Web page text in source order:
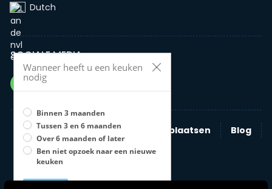
Dutch‎
SOCIALE MEDIA
Zoeken Nieuwe advertentie plaatsen
Blog
Bedrijven
Wanneer heeft u een keuken
nodig
Binnen 3 maanden
Tussen 3 en 6 maanden
Over 6 maanden of later
Ben niet opzoek naar een nieuwe
keuken